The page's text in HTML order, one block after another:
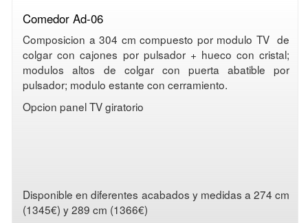
Comedor Ad-06
Composicion a 304 cm compuesto por modulo TV de
colgar con cajones por pulsador + hueco con cristal;
modulos altos de colgar con puerta abatible por
pulsador; modulo estante con cerramiento.
Opcion panel TV giratorio
Disponible en diferentes acabados y medidas a 274 cm
(1345€) y 289 cm (1366€)